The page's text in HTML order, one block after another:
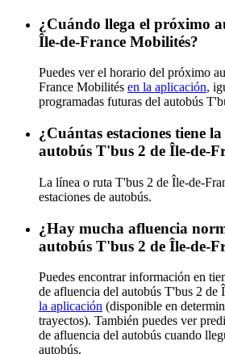
¿Cuándo llega el próximo
Île-de-France Mobilités?
Puedes ver el horario del próximo
France Mobilités en la aplicación,
programadas futuras del autobús
¿Cuántas estaciones tiene
autobús T'bus 2 de Île-de-
La línea o ruta T'bus 2 de Île-de-
estaciones de autobús.
¿Hay mucha afluencia
autobús T'bus 2 de Île-de-
Puedes encontrar información en
de afluencia del autobús T'bus 2 de
la aplicación (disponible en
trayectos). También puedes ver
de afluencia del autobús cuando
autobús.